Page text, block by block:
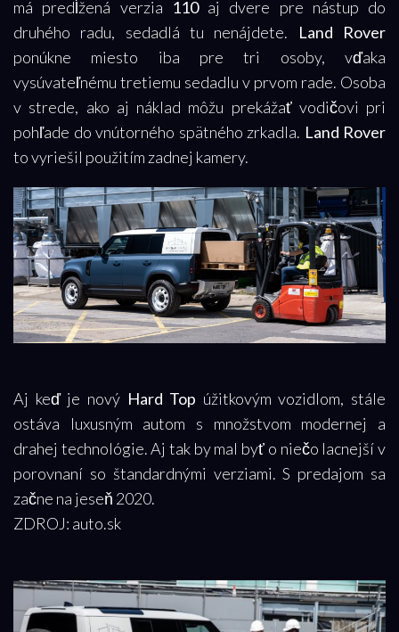
má predĺžená verzia 110aj dvere pre nástup do
druhého radu, sedadlá tu nenájdete.
Land Rover
ponúkne miesto iba pre tri osoby, vďaka
vysúvateľnému tretiemu sedadlu v prvom rade. Osoba
v strede, ako aj náklad môžu prekážať vodičovi pri
pohľade do vnútorného spätného zrkadla. Land Rover
to vyriešil použitím zadnej kamery.
Aj keď je novýHard Top úžitkovým vozidlom, stále
ostáva luxusným autom s množstvom modernej a
drahej technológie. Aj tak by mal byť o niečo lacnejší v
porovnaní so štandardnými verziami. S predajom sa
začne na jeseň 2020.
ZDROJ: auto.sk